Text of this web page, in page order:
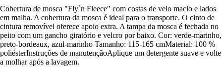
Cobertura de mosca "Fly`n Fleece" com costas de velo macio e lados
em malha. A cobertura da mosca é ideal para o transporte. O cinto de
cintura removível oferece apoio extra. A tampa da mosca é fechada no
peito com um gancho giratório e velcro por baixo. Cor: verde-marinho,
preto-bordeaux, azul-marinho Tamanho: 115-165 cmMaterial: 100 %
poliésterInstruções de manutençãoAplique um detergente suave e volte
a molhar após a lavagem.